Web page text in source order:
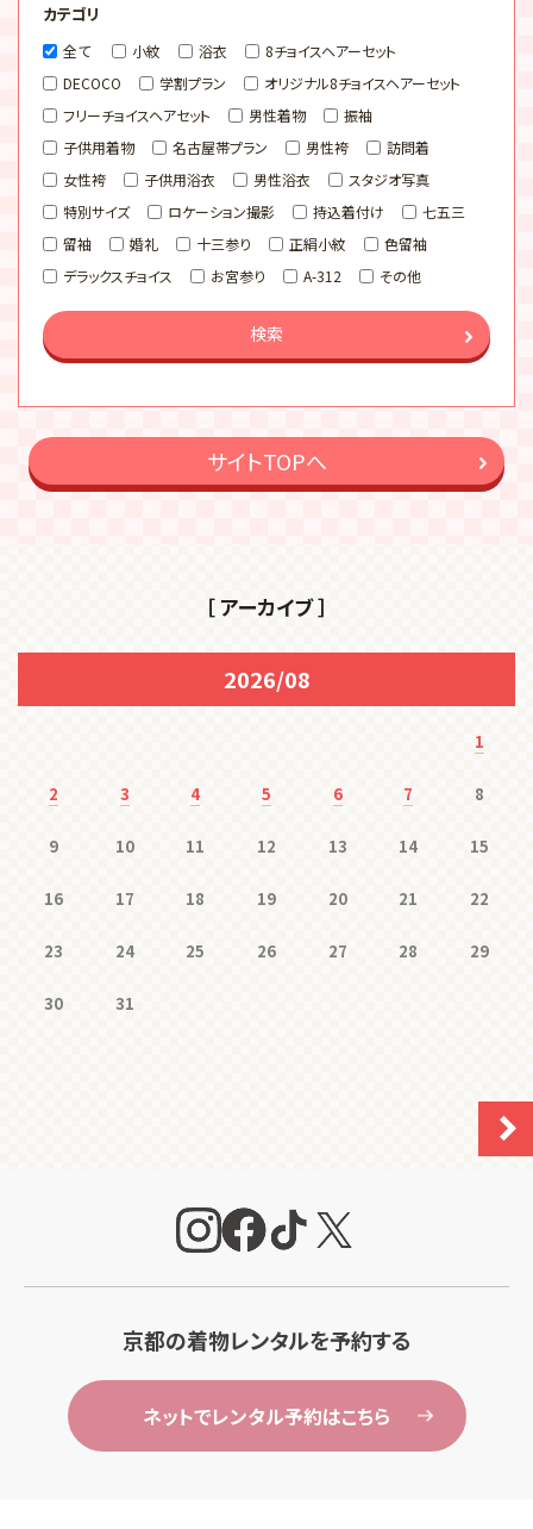
カテゴリ
全て 小紋 浴衣
8チョイスヘアーセット
DECOCO
学割プラン
オリジナル8チョイスヘアーセット
フリーチョイスヘアセット
男性着物
振袖
子供用着物
名古屋帯プラン 男性袴
訪問着
女性袴
子供用浴衣 男性浴衣
スタジオ写真
特別サイズ
ロケーション撮影 持込着付け
七五三
留袖
婚礼 十三参り 正絹小紋
色留袖
デラックスチョイス
お宮参り A-312 その他
検索
サイトTOPへ
［ アーカイブ ］
2026/08
1
2 3 4 5 6 7 8
9 10 11 12 13 14 15
16 17 18 19 20 21 22
23 24 25 26 27 28 29
30 31
京都の着物レンタルを予約する
ネットでレンタル予約はこちら